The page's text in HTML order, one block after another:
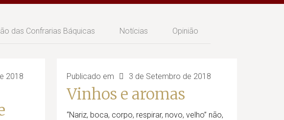
das Confrarias Báquicas Notícias Opinião
2018 Publicado em 3 de Setembro de 2018
Vinhos e aromas
“Nariz, boca, corpo, respirar, novo, velho” não,